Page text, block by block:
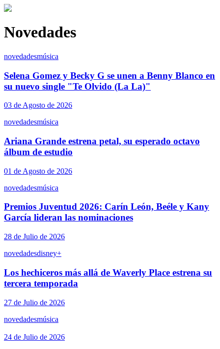
Novedades
novedadesmúsica
Selena Gomez y Becky G se unen a Benny Blanco en
su nuevo single "Te Olvido (La La)"
03 de Agosto de 2026
novedadesmúsica
Ariana Grande estrena petal, su esperado octavo
álbum de estudio
01 de Agosto de 2026
novedadesmúsica
Premios Juventud 2026: Carín León, Beéle y Kany
García lideran las nominaciones
28 de Julio de 2026
novedadesdisney+
Los hechiceros más allá de Waverly Place estrena su
tercera temporada
27 de Julio de 2026
novedadesmúsica
24 de Julio de 2026